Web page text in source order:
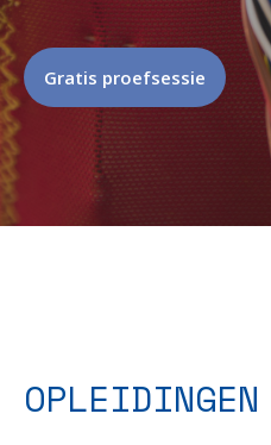
Gratis proefsessie
OPLEIDINGEN